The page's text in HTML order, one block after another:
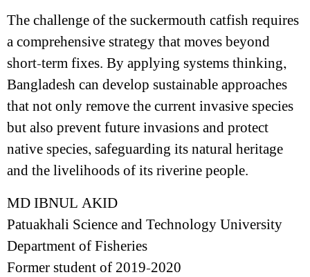
The challenge of the suckermouth catfish requires
a comprehensive strategy that moves beyond
short-term fixes. By applying systems thinking,
Bangladesh can develop sustainable approaches
that not only remove the current invasive species
but also prevent future invasions and protect
native species, safeguarding its natural heritage
and the livelihoods of its riverine people.
MD IBNUL AKID
Patuakhali Science and Technology University
Department of Fisheries
Former student of 2019-2020